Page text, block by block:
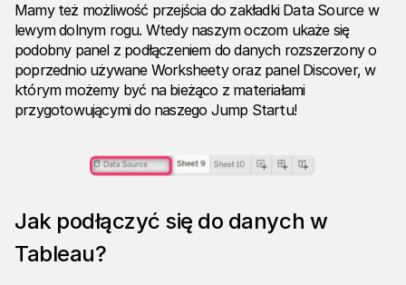
Mamy też możliwość przejścia do zakładki Data Source w
lewym dolnym rogu. Wtedy naszym oczom ukaże się
podobny panel z podłączeniem do danych rozszerzony o
poprzednio używane Worksheety oraz panel Discover, w
którym możemy być na bieżąco z materiałami
przygotowującymi do naszego Jump Startu!
Jak podłączyć się do danych w
Tableau?